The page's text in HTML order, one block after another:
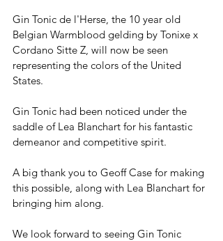
Gin Tonic de l'Herse, the 10 year old
Belgian Warmblood gelding by Tonixe x
Cordano Sitte Z, will now be seen
representing the colors of the United
States.
Gin Tonic had been noticed under the
saddle of Lea Blanchart for his fantastic
demeanor and competitive spirit.
A big thank you to Geoff Case for making
this possible, along with Lea Blanchart for
bringing him along.
We look forward to seeing Gin Tonic